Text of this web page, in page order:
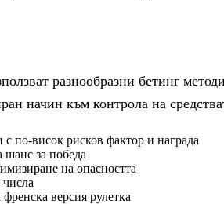
разнообразни бетинг
начин към контрола на
по-висок рисков фактор и награда
за победа
на опасността
версия рулетка